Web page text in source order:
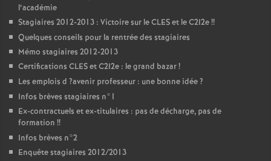
l’académie
Stagiaires 2012-2013 : Victoire sur leCLESet le C2I2e!!
Quelques conseils pour la rentrée des stagiaires
Mémo stagiaires 2012-2013
Certifications CLESet C2I2e : le grand bazar!
Les emplois d ?avenir professeur : une bonne idée?
Infos brèves stagiaires n°1
Ex-contractuels et ex-titulaires : pas de décharge, pas de
formation !!
Infos brèves n°2
Enquête stagiaires 2012/2013